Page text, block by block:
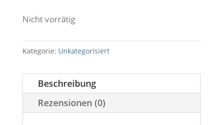
Nicht vorrätig
Kategorie: Unkategorisiert
Beschreibung
Rezensionen (0)